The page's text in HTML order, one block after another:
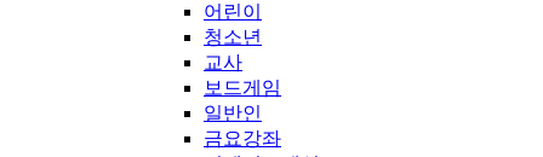
어린이
청소년
교사
보드게임
일반인
금요강좌